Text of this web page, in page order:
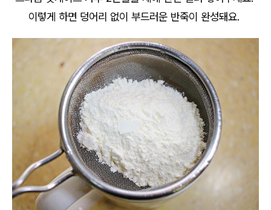
이렇게 하면 덩어리 없이 부드러운 반죽이 완성돼요.